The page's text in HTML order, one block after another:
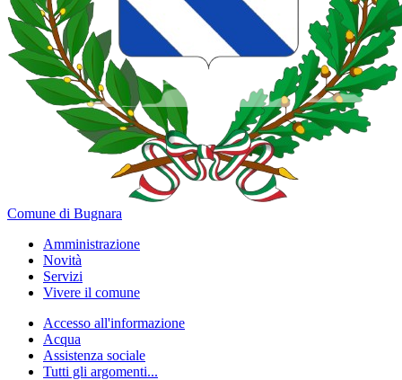
Comune di Bugnara
Amministrazione
Novità
Servizi
Vivere il comune
Accesso all'informazione
Acqua
Assistenza sociale
Tutti gli argomenti...